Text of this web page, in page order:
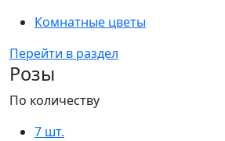
Комнатные цветы
Перейти в раздел
Розы
По количеству
7 шт.